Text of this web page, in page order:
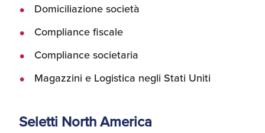
Domiciliazione società
Compliance fiscale
Compliance societaria
Magazzini e Logistica negli Stati Uniti
Seletti North America